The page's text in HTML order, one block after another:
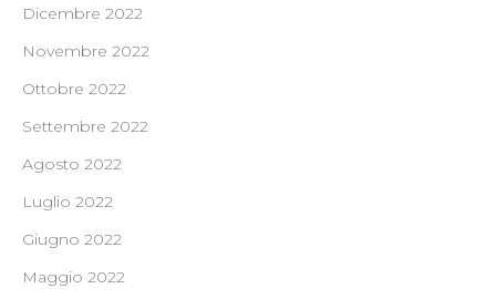
Dicembre 2022
Novembre 2022
Ottobre 2022
Settembre 2022
Agosto 2022
Luglio 2022
Giugno 2022
Maggio 2022